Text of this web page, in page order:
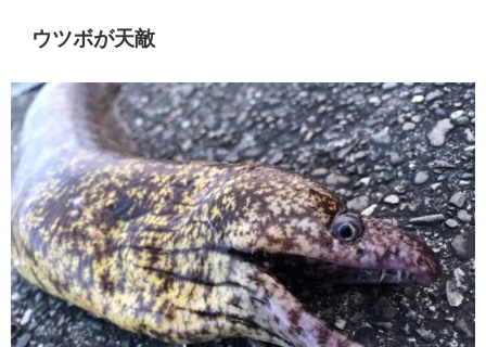
ウツボが天敵